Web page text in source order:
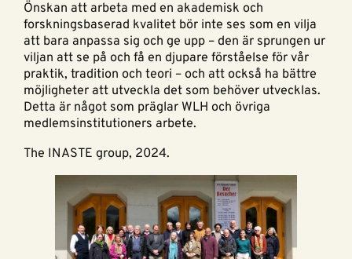
Önskan att arbeta med en akademisk och
forskningsbaserad kvalitet bör inte ses som en vilja
att bara anpassa sig och ge upp – den är sprungen ur
viljan att se på och få en djupare förståelse för vår
praktik, tradition och teori – och att också ha bättre
möjligheter att utveckla det som behöver utvecklas.
Detta är något som präglar WLH och övriga
medlemsinstitutioners arbete.
The INASTE group, 2024.